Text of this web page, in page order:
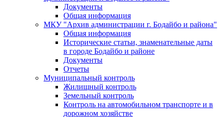
Документы
Общая информация
МКУ "Архив администрации г. Бодайбо и района"
Общая информация
Исторические статьи, знаменательные даты
в городе Бодайбо и районе
Документы
Отчеты
Муниципальный контроль
Жилищный контроль
Земельный контроль
Контроль на автомобильном транспорте и в
дорожном хозяйстве